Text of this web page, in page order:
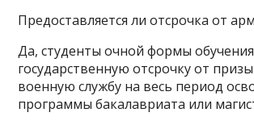
Предоставляется ли отсрочка от
Да, студенты очной формы
государственную отсрочку от
военную службу на весь период
программы бакалавриата или